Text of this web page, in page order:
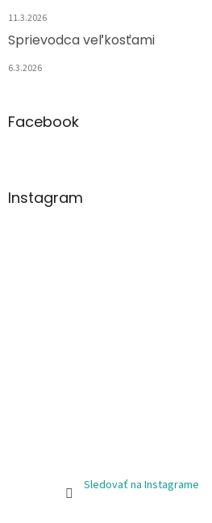
11.3.2026
Sprievodca veľkosťami
6.3.2026
Facebook
Instagram
Sledovať na Instagrame